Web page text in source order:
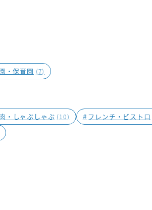
・保育園 (7)
・しゃぶしゃぶ (10) #フレンチ・ビストロ